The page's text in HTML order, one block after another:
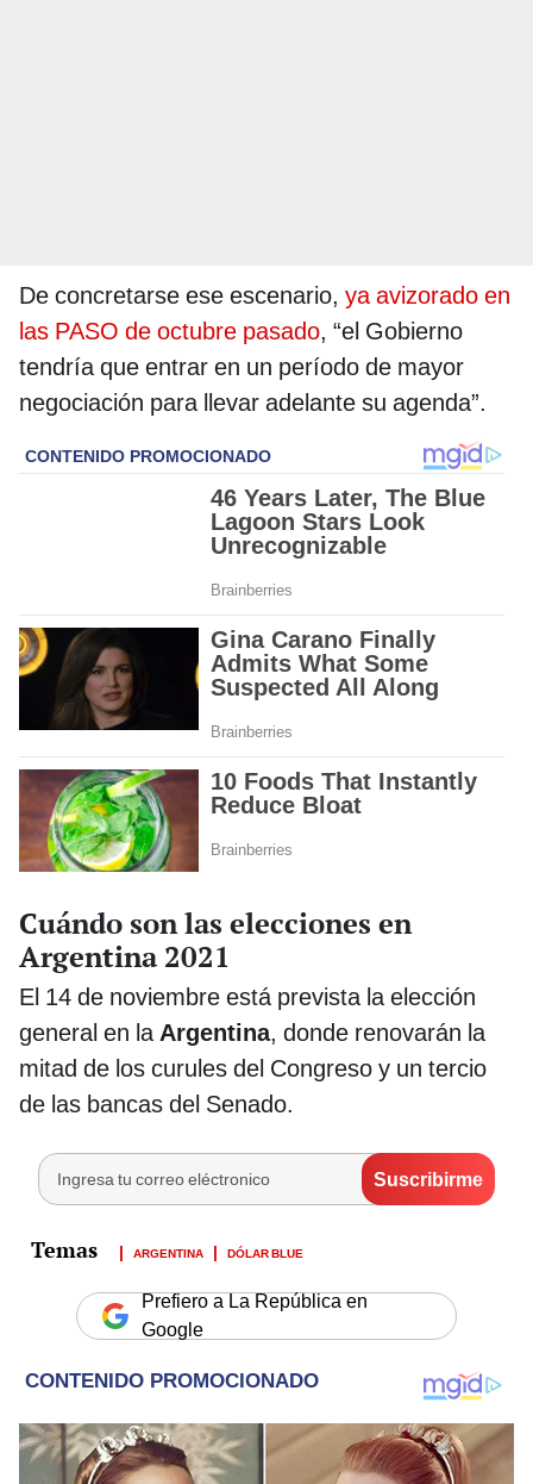
De concretarse ese escenario, ya avizorado en
las PASO de octubre pasado, “el Gobierno
tendría que entrar en un período de mayor
negociación para llevar adelante su agenda”.
Cuándo son las elecciones en
Argentina 2021
El 14 de noviembre está prevista la elección
general en laArgentina, donde renovarán la
mitad de los curules del Congreso y un tercio
de las bancas del Senado.
ARGENTINA DÓLAR BLUE
Prefiero a La República en
Google